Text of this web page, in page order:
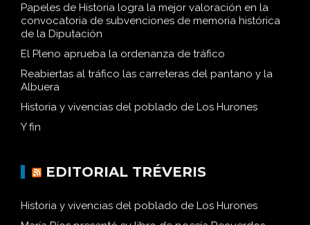
Papeles de Historia logra la mejor valoración en la
convocatoria de subvenciones de memoria histórica
de la Diputación
El Pleno aprueba la ordenanza de tráfico
Reabiertas al tráfico las carreteras del pantano y la
Albuera
Historia y vivencias del poblado de Los Hurones
Y fin
EDITORIAL TRÉVERIS
Historia y vivencias del poblado de Los Hurones